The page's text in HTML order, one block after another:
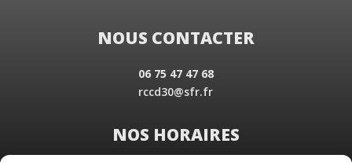
NOUS CONTACTER
06 75 47 47 68
rccd30@sfr.fr
NOS HORAIRES